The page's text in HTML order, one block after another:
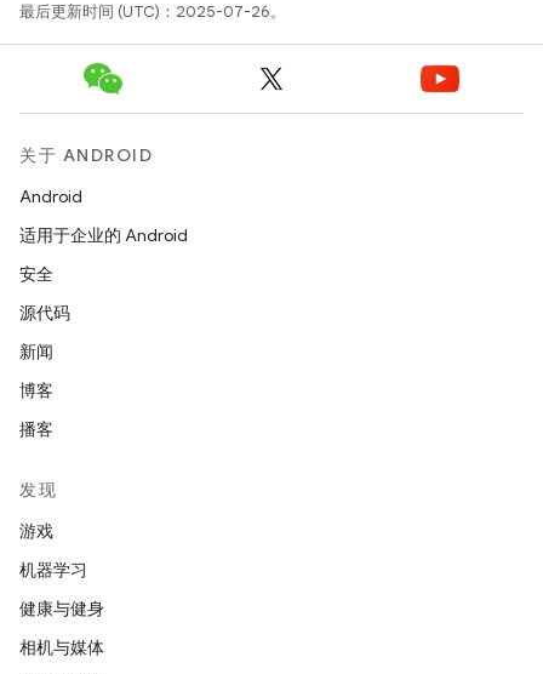
最后更新时间 (UTC)：2025-07-26。
关于 ANDROID
Android
适用于企业的 Android
安全
源代码
新闻
博客
播客
发现
游戏
机器学习
健康与健身
相机与媒体